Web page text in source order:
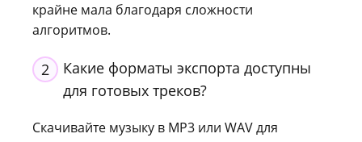
крайне мала благодаря сложности
алгоритмов.
2
Какие форматы экспорта доступны
для готовых треков?
Скачивайте музыку в MP3 или WAV для